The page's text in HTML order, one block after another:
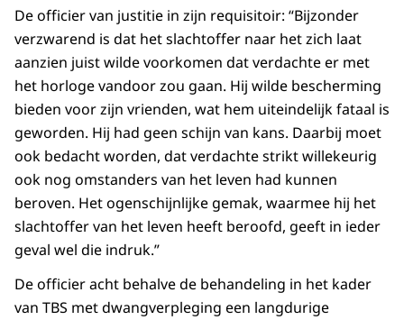
De officier van justitie in zijn requisitoir: “Bijzonder
verzwarend is dat het slachtoffer naar het zich laat
aanzien juist wilde voorkomen dat verdachte er met
het horloge vandoor zou gaan. Hij wilde bescherming
bieden voor zijn vrienden, wat hem uiteindelijk fataal is
geworden. Hij had geen schijn van kans. Daarbij moet
ook bedacht worden, dat verdachte strikt willekeurig
ook nog omstanders van het leven had kunnen
beroven. Het ogenschijnlijke gemak, waarmee hij het
slachtoffer van het leven heeft beroofd, geeft in ieder
geval wel die indruk.”
De officier acht behalve de behandeling in het kader
van TBS met dwangverpleging een langdurige